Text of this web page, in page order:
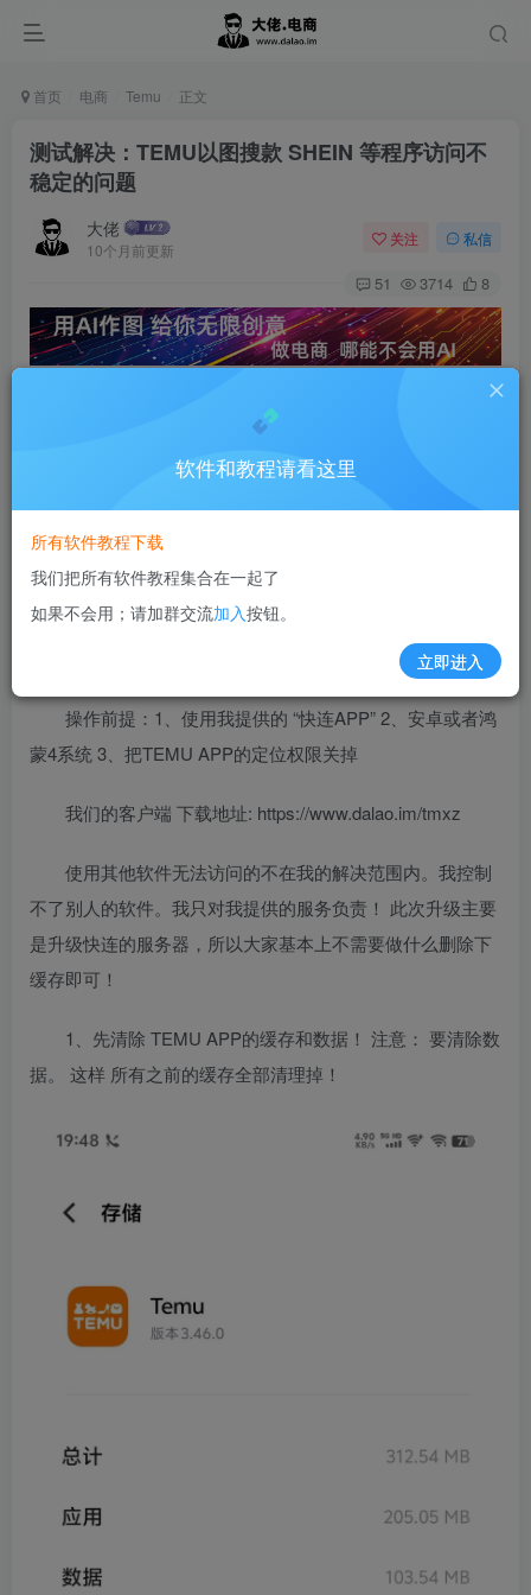
首页 电商 Temu 正文
测试解决：TEMU以图搜款 SHEIN 等程序访问不
稳定的问题
大佬
10个月前更新
关注 私信
51 3714 8
我们做了特殊调整。 以下解决方案只针对我
们提供的软件。您使用其他客户端我们不保
目前仅测试安卓版；而且必须是我们的客户
操作前提：1、使用我提供的 “快连APP” 2、安卓或者鸿
蒙4系统 3、把TEMU APP的定位权限关掉
我们的客户端 下载地址: https://www.dalao.im/tmxz
使用其他软件无法访问的不在我的解决范围内。我控制
不了别人的软件。我只对我提供的服务负责！ 此次升级主要
是升级快连的服务器，所以大家基本上不需要做什么删除下
缓存即可！
1、先清除 TEMU APP的缓存和数据！ 注意： 要清除数
据。 这样 所有之前的缓存全部清理掉！
软件和教程请看这里
所有软件教程下载
我们把所有软件教程集合在一起了
如果不会用；请加群交流加入按钮。
立即进入